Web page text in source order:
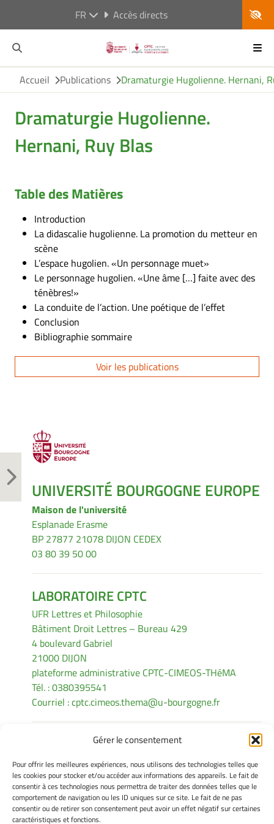
Gérer le consentement
Pour offrir les meilleures expériences, nous utilisons des technologies telles que
les cookies pour stocker et/ou accéder aux informations des appareils. Le fait de
consentir à ces technologies nous permettra de traiter des données telles que le
comportement de navigation ou les ID uniques sur ce site. Le fait de ne pas
consentir ou de retirer son consentement peut avoir un effet négatif sur certaines
caractéristiques et fonctions.
FR Accès directs
Accueil Publications Dramaturgie Hugolienne. Hernani,
Dramaturgie Hugolienne.
Hernani, Ruy Blas
Table des Matières
Introduction
La didascalie hugolienne. La promotion du metteur en
scène
L’espace hugolien. «Un personnage muet»
Le personnage hugolien. «Une âme […] faite avec des
ténèbres!»
La conduite de l’action. Une poétique de l’effet
Conclusion
Bibliographie sommaire
Voir les publications
UNIVERSITÉ BOURGOGNE EUROPE
Maison de l'université
Esplanade Erasme
BP 27877 21078 DIJON CEDEX
03 80 39 50 00
LABORATOIRE CPTC
UFR Lettres et Philosophie
Bâtiment Droit Lettres – Bureau 429
4 boulevard Gabriel
21000 DIJON
plateforme administrative CPTC-CIMEOS-THéMA
Tél. : 0380395541
Courriel :cptc.cimeos.thema@u-bourgogne.fr
INFORMATIONS LÉGALES
Mentions légales
Gérer mes cookies
Politique de cookies
Déclaration de confidentialité